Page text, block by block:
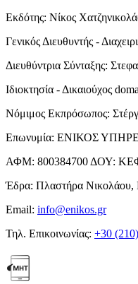
Εκδότης: Νίκος
Γενικός Διευθυντής -
Διευθύντρια Σύνταξης:
Ιδιοκτησία - Δικαιούχος
Νόμιμος Εκπρόσωπος:
Επωνυμία: ΕΝΙΚΟΣ
ΑΦΜ: 800384700 ΔΟΥ:
Έδρα: Πλαστήρα Νικολάου,
Email: info@enikos.gr
Τηλ. Επικοινωνίας: +30